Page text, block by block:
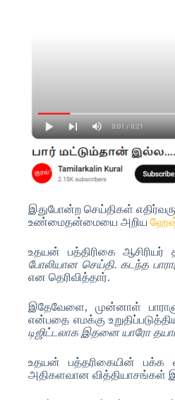
இதுபோன்ற செய்திகள்
உண்மைதன்மையை அறிய
உதயன் பத்திரிகை ஆசிரியர்
போலியான செய்தி. கடந்த
என தெரிவித்தார்.
இதேவேளை, முன்னாள்
என்பதை எமக்கு
டிஜிட்டலாக இதனை யாரோ
உதயன் பத்தரிகையின் பக்க
அதிகளவான வித்தியாசங்கள்